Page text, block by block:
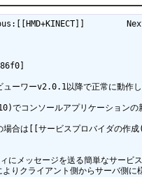
　　　　　
ーワーv2.0.1以降で正常に動作
場合は[[サービスプロバイダの作
にメッセージを送る簡単なサービ
りクライアント側からサーバ側